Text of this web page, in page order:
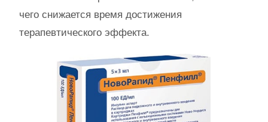
чего снижается время достижения
терапевтического эффекта.